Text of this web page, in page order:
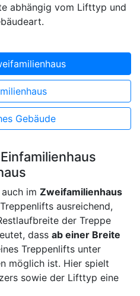
abhängig vom Lifttyp und
Gebäude
im Zweifamilienhaus
ausreichend,
der Treppe
dass ab einer Breite
Treppenlifts unter
möglich ist. Hier spielt
sowie der Lifttyp eine